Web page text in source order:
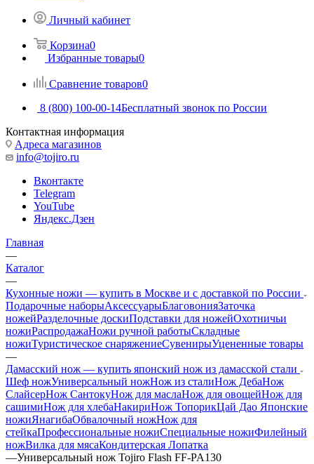
Личный кабинет
Корзина0
Избранные товары0
Сравнение товаров0
8 (800) 100-00-14Бесплатный звонок по России
Контактная информация
Адреса магазинов
info@tojiro.ru
Вконтакте
Telegram
YouTube
Яндекс.Дзен
Главная
—
Каталог
—
Кухонные ножи — купить в Москве и с доставкой по России
Подарочные наборыАксессуарыБлаговонияЗаточка
ножейРазделочные доскиПодставки для ножейОхотничьи
ножиРаспродажаНожи ручной работыСкладные
ножиТуристическое снаряжениеСувенирыУцененные товары
—
Дамасский нож — купить японский нож из дамасской стали
Шеф ножУниверсальный ножНож из сталиНож ДебаНож
СлайсерНож СантокуНож для маслаНож для овощейНож для
сашимиНож для хлебаНакириНож ТопорикЦай Дао Японские
ножиЯнагибаОбвалочный ножНож для
стейкаПрофессиональные ножиСпециальные ножиФилейный
ножВилка для мясаКондитерская Лопатка
—Универсальный нож Tojiro Flash FF-PA130